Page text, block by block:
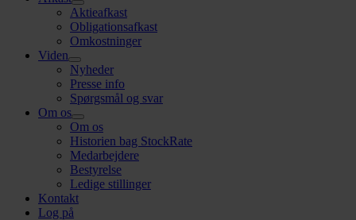
Aktieafkast
Obligationsafkast
Omkostninger
Viden
Nyheder
Presse info
Spørgsmål og svar
Om os
Om os
Historien bag StockRate
Medarbejdere
Bestyrelse
Ledige stillinger
Kontakt
Log på